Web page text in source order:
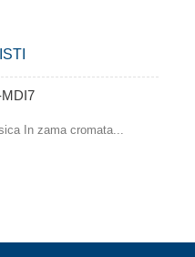
In zama cromata...